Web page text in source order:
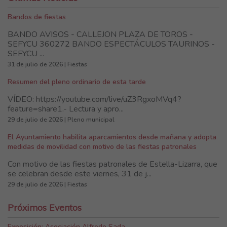
Bandos de fiestas
BANDO AVISOS - CALLEJON PLAZA DE TOROS -
SEFYCU 360272 BANDO ESPECTÁCULOS TAURINOS -
SEFYCU ...
31 de julio de 2026 | Fiestas
Resumen del pleno ordinario de esta tarde
VÍDEO: https://youtube.com/live/uZ3RgxoMVq4?
feature=share1.- Lectura y apro...
29 de julio de 2026 | Pleno municipal
El Ayuntamiento habilita aparcamientos desde mañana y adopta
medidas de movilidad con motivo de las fiestas patronales
Con motivo de las fiestas patronales de Estella-Lizarra, que
se celebran desde este viernes, 31 de j...
29 de julio de 2026 | Fiestas
Próximos Eventos